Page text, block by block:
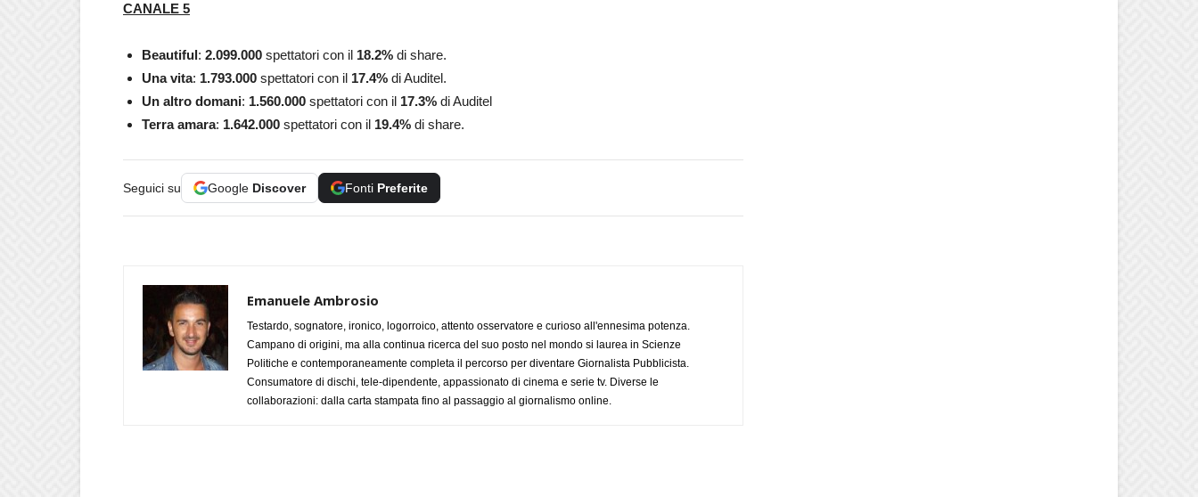
CANALE 5
Beautiful: 2.099.000 spettatori con il 18.2% di share.
Una vita: 1.793.000 spettatori con il 17.4% di Auditel.
Un altro domani: 1.560.000 spettatori con il 17.3% di Auditel
Terra amara: 1.642.000 spettatori con il 19.4% di share.
Seguici su Google Discover Fonti Preferite
Emanuele Ambrosio
Testardo, sognatore, ironico, logorroico, attento osservatore e curioso all'ennesima potenza.
Campano di origini, ma alla continua ricerca del suo posto nel mondo si laurea in Scienze
Politiche e contemporaneamente completa il percorso per diventare Giornalista Pubblicista.
Consumatore di dischi, tele-dipendente, appassionato di cinema e serie tv. Diverse le
collaborazioni: dalla carta stampata fino al passaggio al giornalismo online.